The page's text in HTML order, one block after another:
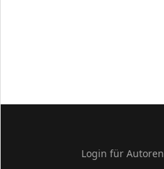
Login für Autoren